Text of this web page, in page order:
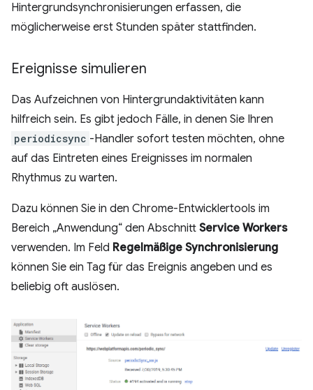
Hintergrundsynchronisierungen erfassen, die
möglicherweise erst Stunden später stattfinden.
Ereignisse simulieren
Das Aufzeichnen von Hintergrundaktivitäten kann
hilfreich sein. Es gibt jedoch Fälle, in denen Sie Ihren
periodicsync -Handler sofort testen möchten, ohne
auf das Eintreten eines Ereignisses im normalen
Rhythmus zu warten.
Dazu können Sie in den Chrome-Entwicklertools im
Bereich „Anwendung“ den Abschnitt Service Workers
verwenden. Im Feld Regelmäßige Synchronisierung
können Sie ein Tag für das Ereignis angeben und es
beliebig oft auslösen.